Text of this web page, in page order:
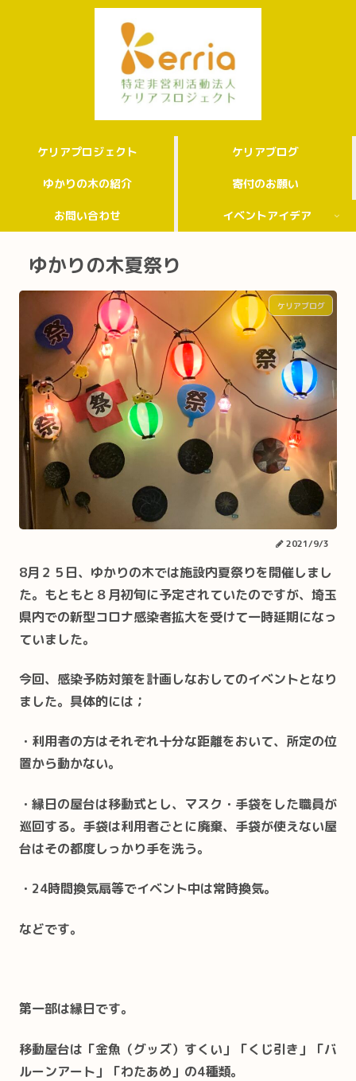
ケリアプロジェクト ケリアブログ
ゆかりの木の紹介 寄付のお願い
お問い合わせ イベントアイデア
ゆかりの木夏祭り
ケリアブログ
2021/9/3
8月２５日、ゆかりの木では施設内夏祭りを開催しまし
た。もともと８月初旬に予定されていたのですが、埼玉
県内での新型コロナ感染者拡大を受けて一時延期になっ
ていました。
今回、感染予防対策を計画しなおしてのイベントとなり
ました。具体的には；
・利用者の方はそれぞれ十分な距離をおいて、所定の位
置から動かない。
・縁日の屋台は移動式とし、マスク・手袋をした職員が
巡回する。手袋は利用者ごとに廃棄、手袋が使えない屋
台はその都度しっかり手を洗う。
・24時間換気扇等でイベント中は常時換気。
などです。
第一部は縁日です。
移動屋台は「金魚（グッズ）すくい」「くじ引き」「バ
ルーンアート」「わたあめ」の4種類。